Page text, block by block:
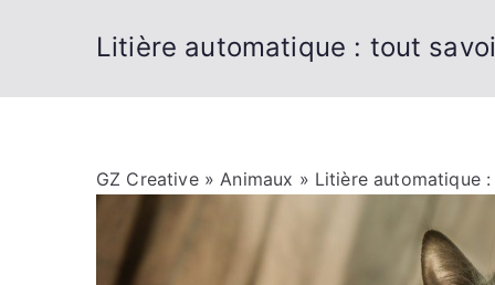
Litière automatique : tout
GZ Creative»Animaux » Litière automatique